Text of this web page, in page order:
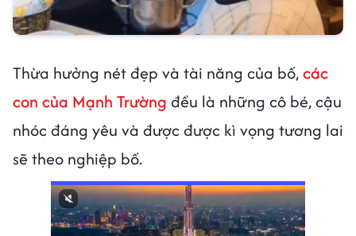
Thừa hưởng nét đẹp và tài năng của bố,các
con của Mạnh Trường đều là những cô bé, cậu
nhóc đáng yêu và được được kì vọng tương lai
sẽ theo nghiệp bố.